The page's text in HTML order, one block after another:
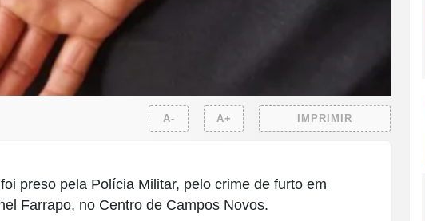
A- A+ IMPRIMIR
preso pela Polícia Militar, pelo crime de furto em
Farrapo, no Centro de Campos Novos.